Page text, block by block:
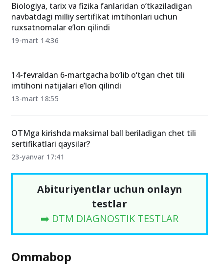
Biologiya, tarix va fizika fanlaridan o‘tkaziladigan
navbatdagi milliy sertifikat imtihonlari uchun
ruxsatnomalar e’lon qilindi
19-mart 14:36
14-fevraldan 6-martgacha bo‘lib o‘tgan chet tili
imtihoni natijalari e’lon qilindi
13-mart 18:55
OTMga kirishda maksimal ball beriladigan chet tili
sertifikatlari qaysilar?
23-yanvar 17:41
Abituriyentlar uchun onlayn
testlar
➡️ DTM DIAGNOSTIK TESTLAR
Ommabop